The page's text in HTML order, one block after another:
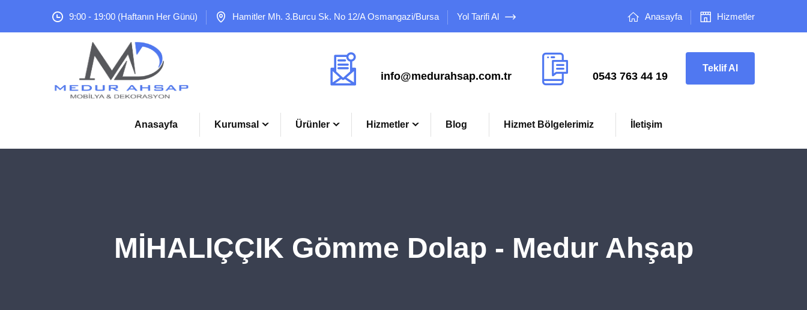
9:00 - 19:00 (Haftanın Her Günü) Hamitler Mh. 3.Burcu Sk. No 12/A Osmangazi/Bursa Yol Tarifi Al Anasayfa Hizmetler
info@medurahsap.com.tr 0543 763 44 19
Teklif Al
Anasayfa Kurumsal Ürünler Hizmetler Blog Hizmet Bölgelerimiz İletişim
MİHALIÇÇIK Gömme Dolap - Medur Ahşap